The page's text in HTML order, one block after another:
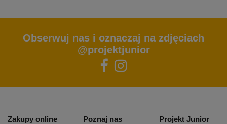
Obserwuj nas i oznaczaj na zdjęciach
@projektjunior
Zakupy online Poznaj nas Projekt Junior